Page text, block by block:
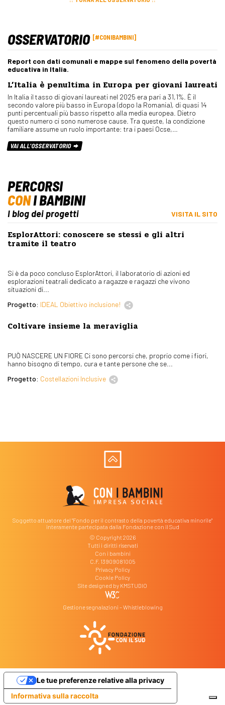
OSSERVATORIO #CONIBAMBINI
Report con dati comunali e mappe sul fenomeno della povertà
educativa in Italia.
L’Italia è penultima in Europa per giovani laureati
In Italia il tasso di giovani laureati nel 2025 era pari a 31,1%. È il
secondo valore più basso in Europa (dopo la Romania), di quasi 14
punti percentuali più basso rispetto alla media europea. Dietro
questo numero ci sono numerose cause. Tra queste, la condizione
familiare assume un ruolo importante: tra i paesi Ocse,…
VAI ALL'OSSERVATORIO
PERCORSI
CONI BAMBINI
I blog dei progetti VISITA IL SITO
EsplorAttori: conoscere se stessi e gli altri
tramite il teatro
Si è da poco concluso EsplorAttori, il laboratorio di azioni ed
esplorazioni teatrali dedicato a ragazze e ragazzi che vivono
situazioni di...
Progetto: IDEAL Obiettivo inclusione!
Coltivare insieme la meraviglia
PUÒ NASCERE UN FIORE Ci sono percorsi che, proprio come i fiori,
hanno bisogno di tempo, cura e tante persone che se...
Progetto: Costellazioni Inclusive
Soggetto attuatore del "Fondo per il contrasto della povertà educativa minorile"
interamente partecipata dalla Fondazione con il Sud
© Copyright 2026
Tutti i diritti riservati
Con i bambini
C.F. 13909081005
Privacy Policy
Cookie Policy
Site designed by KMSTUDIO
Gestione segnalazioni – Whistleblowing
Informativa sulla raccolta
Le tue preferenze relative alla privacy